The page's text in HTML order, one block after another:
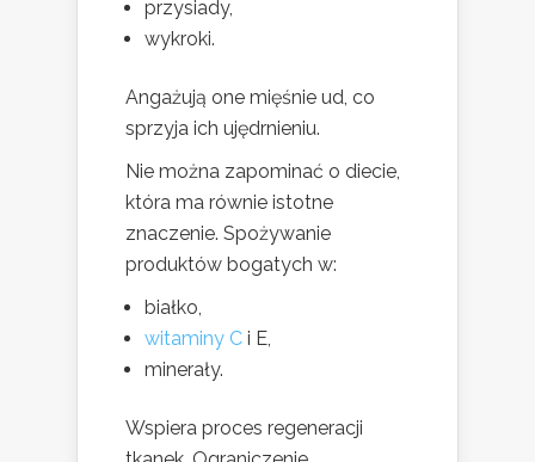
przysiady,
wykroki.
Angażują one mięśnie ud, co
sprzyja ich ujędrnieniu.
Nie można zapominać o diecie,
która ma równie istotne
znaczenie. Spożywanie
produktów bogatych w:
białko,
witaminy C i E,
minerały.
Wspiera proces regeneracji